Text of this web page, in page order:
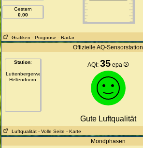
Gestern
0.00
Grafiken - Prognose - Radar
Offizielle AQ-Sensorstation
Station:
Luttenbergerweg
Hellendoorn
AQI:35 epa
Gute Luftqualität
Luftqualität - Volle Seite - Karte
Mondphasen